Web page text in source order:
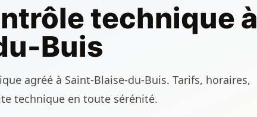
technique à
Buis
agréé à Saint-Blaise-du-Buis. Tarifs, horaires,
technique en toute sérénité.